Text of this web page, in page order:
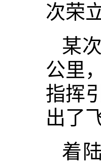
次荣
某
公里
指挥
出了
着